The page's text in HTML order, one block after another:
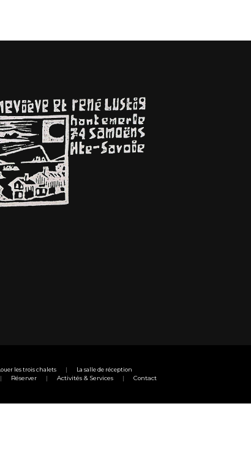
Louer les trois chalets La salle de réception
Réserver Activités & Services
Contact